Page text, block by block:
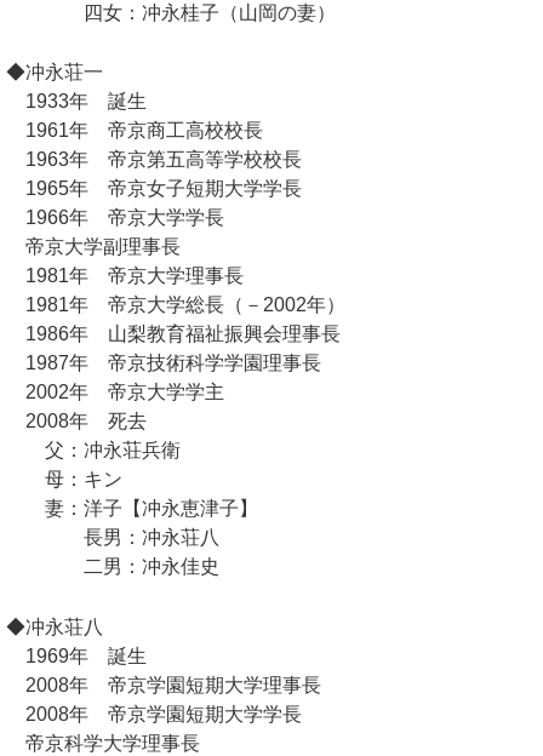
四女：冲永桂子（山岡の妻）
◆冲永荘一
1933年 誕生
1961年 帝京商工高校校長
1963年 帝京第五高等学校校長
1965年 帝京女子短期大学学長
1966年 帝京大学学長
帝京大学副理事長
1981年 帝京大学理事長
1981年 帝京大学総長（－2002年）
1986年 山梨教育福祉振興会理事長
1987年 帝京技術科学学園理事長
2002年 帝京大学学主
2008年 死去
父：冲永荘兵衛
母：キン
妻：洋子【冲永恵津子】
長男：冲永荘八
二男：冲永佳史
◆冲永荘八
1969年 誕生
2008年 帝京学園短期大学理事長
2008年 帝京学園短期大学学長
帝京科学大学理事長